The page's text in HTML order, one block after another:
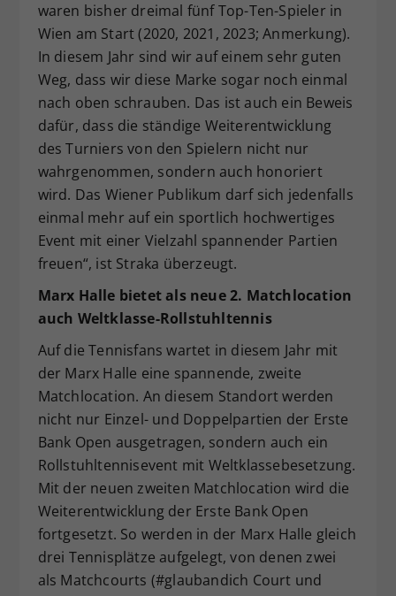
waren bisher dreimal fünf Top-Ten-Spieler in
Wien am Start (2020, 2021, 2023; Anmerkung).
In diesem Jahr sind wir auf einem sehr guten
Weg, dass wir diese Marke sogar noch einmal
nach oben schrauben. Das ist auch ein Beweis
dafür, dass die ständige Weiterentwicklung
des Turniers von den Spielern nicht nur
wahrgenommen, sondern auch honoriert
wird. Das Wiener Publikum darf sich jedenfalls
einmal mehr auf ein sportlich hochwertiges
Event mit einer Vielzahl spannender Partien
freuen“, ist Straka überzeugt.
Marx Halle bietet als neue 2. Matchlocation
auch Weltklasse-Rollstuhltennis
Auf die Tennisfans wartet in diesem Jahr mit
der Marx Halle eine spannende, zweite
Matchlocation. An diesem Standort werden
nicht nur Einzel- und Doppelpartien der Erste
Bank Open ausgetragen, sondern auch ein
Rollstuhltennisevent mit Weltklassebesetzung.
Mit der neuen zweiten Matchlocation wird die
Weiterentwicklung der Erste Bank Open
fortgesetzt. So werden in der Marx Halle gleich
drei Tennisplätze aufgelegt, von denen zwei
als Matchcourts (#glaubandich Court und